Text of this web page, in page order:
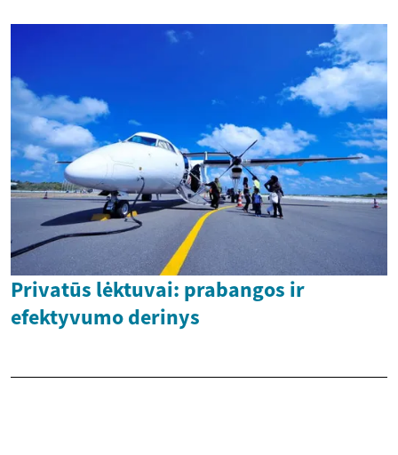
Privatūs lėktuvai: prabangos ir
efektyvumo derinys